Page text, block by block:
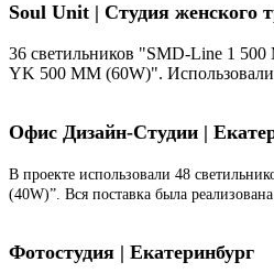
Soul Unit | Студия женского
36 светильников "SMD-Line 1
YK 500 ММ (60W)". Использовали
Офис Дизайн-Студии |
В проекте использовали 48
(40W)”. Вся поставка была
Фотостудия | Екатеринбург